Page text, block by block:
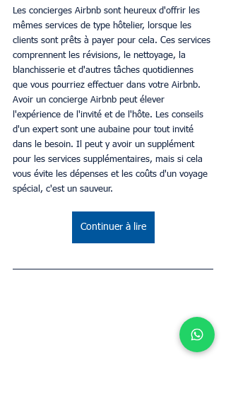
Les concierges Airbnb sont heureux d'offrir les
mêmes services de type hôtelier, lorsque les
clients sont prêts à payer pour cela. Ces services
comprennent les révisions, le nettoyage, la
blanchisserie et d'autres tâches quotidiennes
que vous pourriez effectuer dans votre Airbnb.
Avoir un concierge Airbnb peut élever
l'expérience de l'invité et de l'hôte. Les conseils
d'un expert sont une aubaine pour tout invité
dans le besoin. Il peut y avoir un supplément
pour les services supplémentaires, mais si cela
vous évite les dépenses et les coûts d'un voyage
spécial, c'est un sauveur.
Continuer à lire